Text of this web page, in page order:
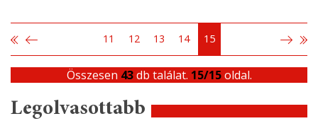
11 12 13 14 15
Összesen 43db találat. 15/15oldal.
Legolvasottabb